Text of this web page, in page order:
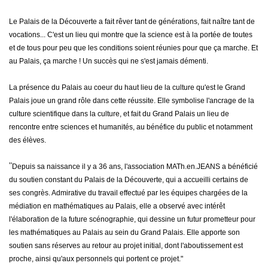
Le Palais de la Découverte a fait rêver tant de générations, fait naître tant de
vocations... C'est un lieu qui montre que la science est à la portée de toutes
et de tous pour peu que les conditions soient réunies pour que ça marche. Et
au Palais, ça marche ! Un succès qui ne s'est jamais démenti.
La présence du Palais au coeur du haut lieu de la culture qu'est le Grand
Palais joue un grand rôle dans cette réussite. Elle symbolise l'ancrage de la
culture scientifique dans la culture, et fait du Grand Palais un lieu de
rencontre entre sciences et humanités, au bénéfice du public et notamment
des élèves.
"Depuis sa naissance il y a 36 ans, l'association MATh.en.JEANS a bénéficié
du soutien constant du Palais de la Découverte, qui a accueilli certains de
ses congrès. Admirative du travail effectué par les équipes chargées de la
médiation en mathématiques au Palais, elle a observé avec intérêt
l'élaboration de la future scénographie, qui dessine un futur prometteur pour
les mathématiques au Palais au sein du Grand Palais. Elle apporte son
soutien sans réserves au retour au projet initial, dont l'aboutissement est
proche, ainsi qu'aux personnels qui portent ce projet."